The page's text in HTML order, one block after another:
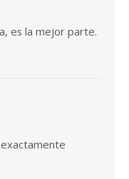
es la mejor parte.